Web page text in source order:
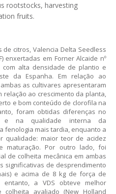
rootstocks, harvesting
fruits.
citros, Valencia Delta Seedless
enxertadas em Forner Alcaide nº
alta densidade de plantio e
da Espanha. Em relação ao
as cultivares apresentaram
relação ao crescimento da planta,
e bom conteúdo de clorofila na
foram obtidas diferenças no
e na qualidade interna da
fenologia mais tardia, enquanto a
qualidade: maior teor de acidez
maturação. Por outro lado, foi
de colheita mecânica em ambas
significativas de desprendimento
e acima de 8 kg de força de
entanto, a VDS obteve melhor
avaliado (New Holland